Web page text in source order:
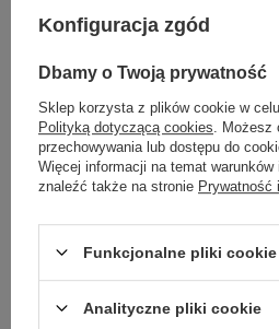
chcesz lepszą cenę?
Napisz do nas - doradzimy, odpowiemy
szybko i przygotujemy indywidualną
dopasowaną do Ciebie..
Konfiguracja zgód
Dbamy o Twoją prywatność
Sklep korzysta z plików cookie w
Polityką dotyczącą cookies .
przechowywania lub dostępu do
Więcej informacji na temat
znaleźć także na stronie Prywatność
Funkcjonalne pliki cookie
Analityczne pliki cookie